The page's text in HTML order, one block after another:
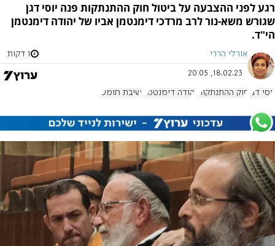
רגע לפני ההצבעה על ביטול חוק ההתנתקות פנה יוסי דגן
שגורש משא-נור לרב מרדכי דימנטמן אביו של יהודה דימנטמן
הי"ד.
אורלי הררי 1 דקות
18.02.23, 20:05
יוסי דגן חוק ההתנתקות יהודה דימנטמן ישיבת חומש